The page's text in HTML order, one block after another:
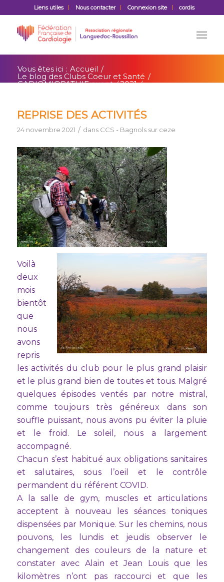
Liens utiles Nous contacter Connexion site cordis
Vous êtes ici : Accueil /
Le blog des Clubs Coeur et Santé /
CADIOMIOPATHIE event /2021 /
REPRISE DES ACTIVITÉS
24 novembre 2021 / dans CCS - Bagnols sur ceze
Voilà
deux
mois
bientôt
que
nous
avons
repris
les activités du club pour le plus grand plaisir
et le plus grand bien de toutes et tous. Malgré
quelques épisodes ventés par notre mistral,
comme toujours très généreux dans son
souffle puissant, nous avons pu éviter la pluie
et le froid. Le soleil, nous a largement
accompagné.
Chacun s’est habitué aux obligations sanitaires
et salutaires, sous l’oeil et le contrôle
permandent du référent COVID.
A la salle de gym, muscles et articulations
acceptent à nouveau les séances toniques
dispensées par Monique. Sur les chemins, nous
pouvons, les lundis et jeudis observer le
changement des couleurs de la nature et
constater avec Alain et Jean Louis que les
kilomètres n’ont pas raccourci et que les